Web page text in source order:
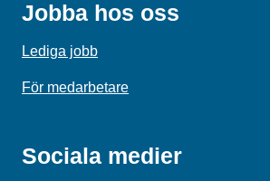
Jobba hos oss
Lediga jobb
För medarbetare
Sociala medier